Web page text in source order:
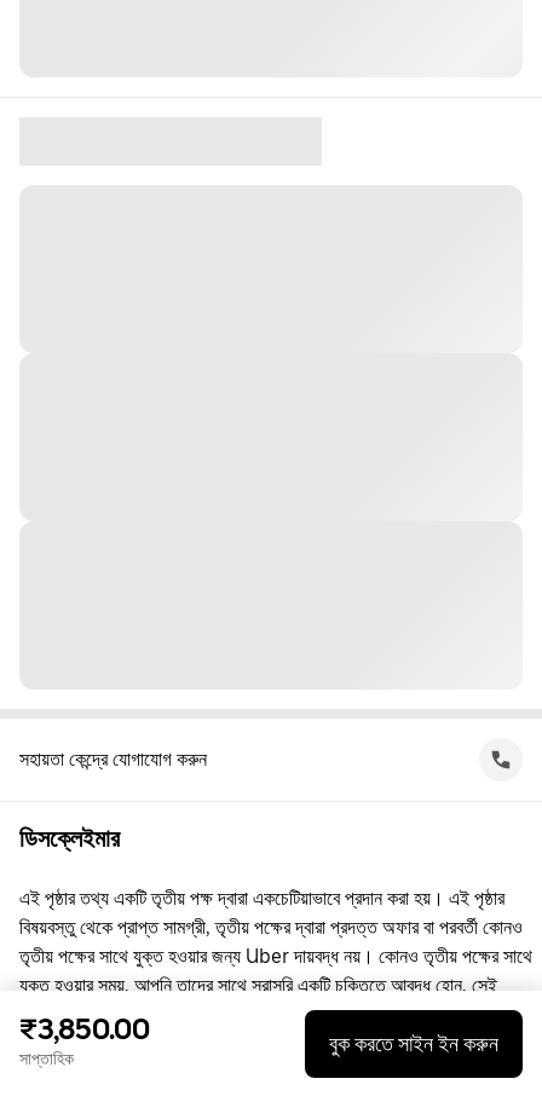
সহায়তা কেন্দ্রে যোগাযোগ করুন
ডিসক্লেইমার
এই পৃষ্ঠার তথ্য একটি তৃতীয় পক্ষ দ্বারা একচেটিয়াভাবে প্রদান করা হয়। এই পৃষ্ঠার
বিষয়বস্তু থেকে প্রাপ্ত সামগ্রী, তৃতীয় পক্ষের দ্বারা প্রদত্ত অফার বা পরবর্তী কোনও
তৃতীয় পক্ষের সাথে যুক্ত হওয়ার জন্য Uber দায়বদ্ধ নয়। কোনও তৃতীয় পক্ষের সাথে
যুক্ত হওয়ার সময়, আপনি তাদের সাথে সরাসরি একটি চুক্তিতে আবদ্ধ হোন, সেই
চুক্তিতে Uber কোনো পক্ষ নয়। প্রশ্নের জন্য, অনুগ্রহ করে সরাসরি তৃতীয় পক্ষের
সাথে যোগাযোগ করুন।
₹3,850.00
সাপ্তাহিক
বুক করতে সাইন ইন করুন